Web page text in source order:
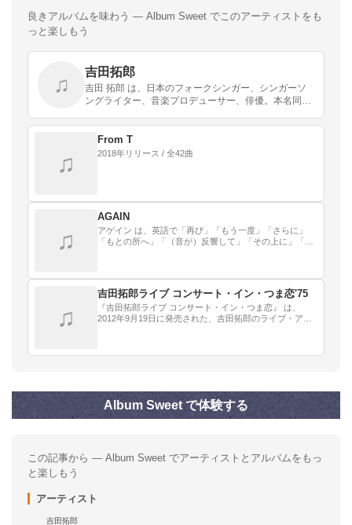
良きアルバムを味わう — Album Sweet でこのアーティストをも
っと楽しもう
♫
吉田拓郎
吉田 拓郎 は、日本のフォークシンガー、シンガーソ
ングライター、音楽プロデューサー、俳優。本名同
郡大口町（現在の伊佐市）生まれ 、広島県広島市育
ち。
♫
From T
2018年リリース / 全42曲
♫
AGAIN
アゲイン は、英語で「再び」「もう一度」「さらに」
「もとの所へ」「（音が）反響して」「その上に」「と
♫
吉田拓郎ライブ コンサート・イン・つま恋'75
『吉田拓郎ライブ コンサート・イン・つま恋』 は、
2012年9月19日に発売された、吉田拓郎のライブ・アル
Album Sweet で体験する
この記事から — Album Sweet でアーティストとアルバムをもっ
と楽しもう
アーティスト
吉田拓郎